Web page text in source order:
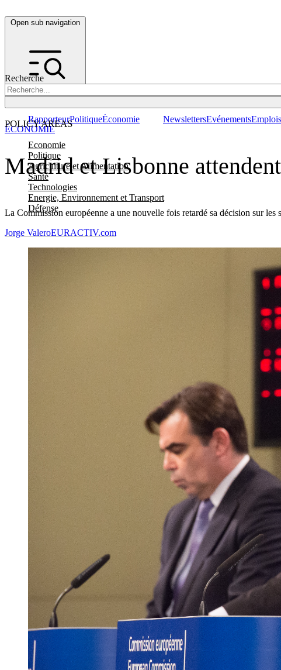
Open sub navigation
Recherche
POLICY AREAS
Economie
Politique
Agriculture et Alimentation
Santé
Technologies
Energie, Environnement et Transport
Défense
RapporteurPolitiqueÉconomie NewslettersEvénementsEmplois
Madrid et Lisbonne
La Commission européenne a une nouvelle fois retardé sa décision sur
ÉCONOMIE
Jorge ValeroEURACTIV.com